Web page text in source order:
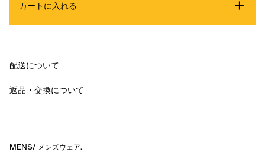
カートに入れる
配送について
返品・交換について
MENS/ メンズウェア.